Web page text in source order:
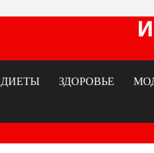
ДИЕТЫ ЗДОРОВЬЕ